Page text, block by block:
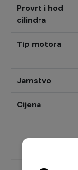
Provrt i hod
cilindra
Tip motora
Jamstvo
Cijena